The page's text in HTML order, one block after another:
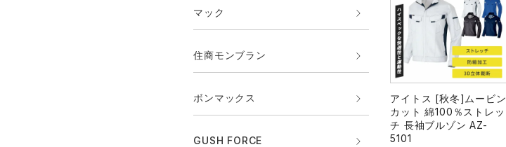
マック
住商モンブラン
ボンマックス
GUSH FORCE
アイトス [秋冬]ムービン
カット 綿100％ストレッ
チ 長袖ブルゾン AZ-
5101